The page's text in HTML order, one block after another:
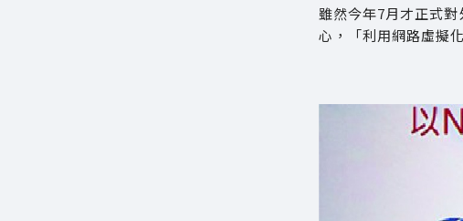
雖然今年7月才正式
心，「利用網路虛擬